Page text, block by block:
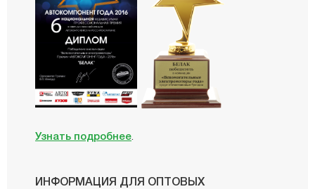
Узнать подробнее.
ИНФОРМАЦИЯ ДЛЯ ОПТОВЫХ